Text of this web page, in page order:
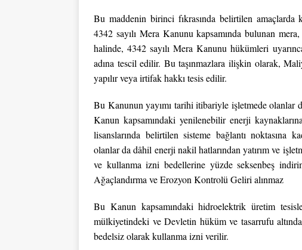
Bu maddenin birinci fıkrasında belirtilen amaçlarda
4342 sayılı Mera Kanunu kapsamında bulunan
halinde, 4342 sayılı Mera Kanunu hükümleri
adına tescil edilir. Bu taşınmazlara ilişkin olarak,
yapılır veya irtifak hakkı tesis edilir.
Bu Kanunun yayımı tarihi itibariyle işletmede
Kanun kapsamındaki yenilenebilir enerji
lisanslarında belirtilen sisteme bağlantı noktasına
olanlar da dâhil enerji nakil hatlarından yatırım ve
ve kullanma izni bedellerine yüzde seksenbeş
Ağaçlandırma ve Erozyon Kontrolü Geliri alınmaz
Bu Kanun kapsamındaki hidroelektrik üretim
mülkiyetindeki ve Devletin hüküm ve tasarrufu
bedelsiz olarak kullanma izni verilir.